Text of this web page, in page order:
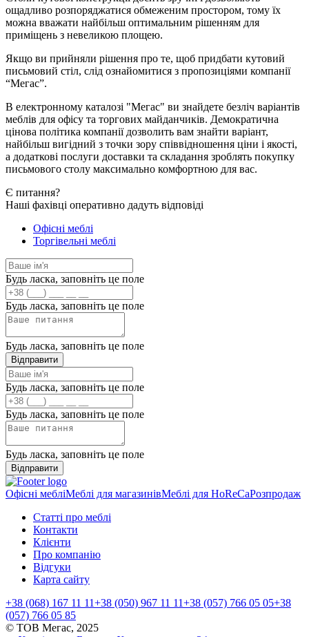
ощадливо розпоряджатися обмеженим простором, тому їх
можна вважати найбільш оптимальним рішенням для
приміщень з невеликою площею.
Якщо ви прийняли рішення про те, щоб придбати кутовий
письмовий стіл, слід ознайомитися з пропозиціями компанії
“Мегас”.
В електронному каталозі "Мегас" ви знайдете безліч варіантів
меблів для офісу та торгових майданчиків. Демократична
цінова політика компанії дозволить вам знайти варіант,
найбільш вигідний з точки зору співвідношення ціни і якості,
а додаткові послуги доставки та складання зроблять покупку
письмового столу максимально комфортною для вас.
Є питання?
Наші фахівці оперативно дадуть відповіді
Офісні меблі
Торгівельні меблі
Будь ласка, заповніть це поле
Будь ласка, заповніть це поле
Будь ласка, заповніть це поле
Відправити
Будь ласка, заповніть це поле
Будь ласка, заповніть це поле
Будь ласка, заповніть це поле
Відправити
Офісні мебліМеблі для магазинівМеблі для HoReCaРозпродаж
Статті про меблі
Контакти
Клієнти
Про компанію
Відгуки
Карта сайту
+38 (068) 167 11 11+38 (050) 967 11 11+38 (057) 766 05 05+38
(057) 766 05 85
© ТОВ Мегас, 2025